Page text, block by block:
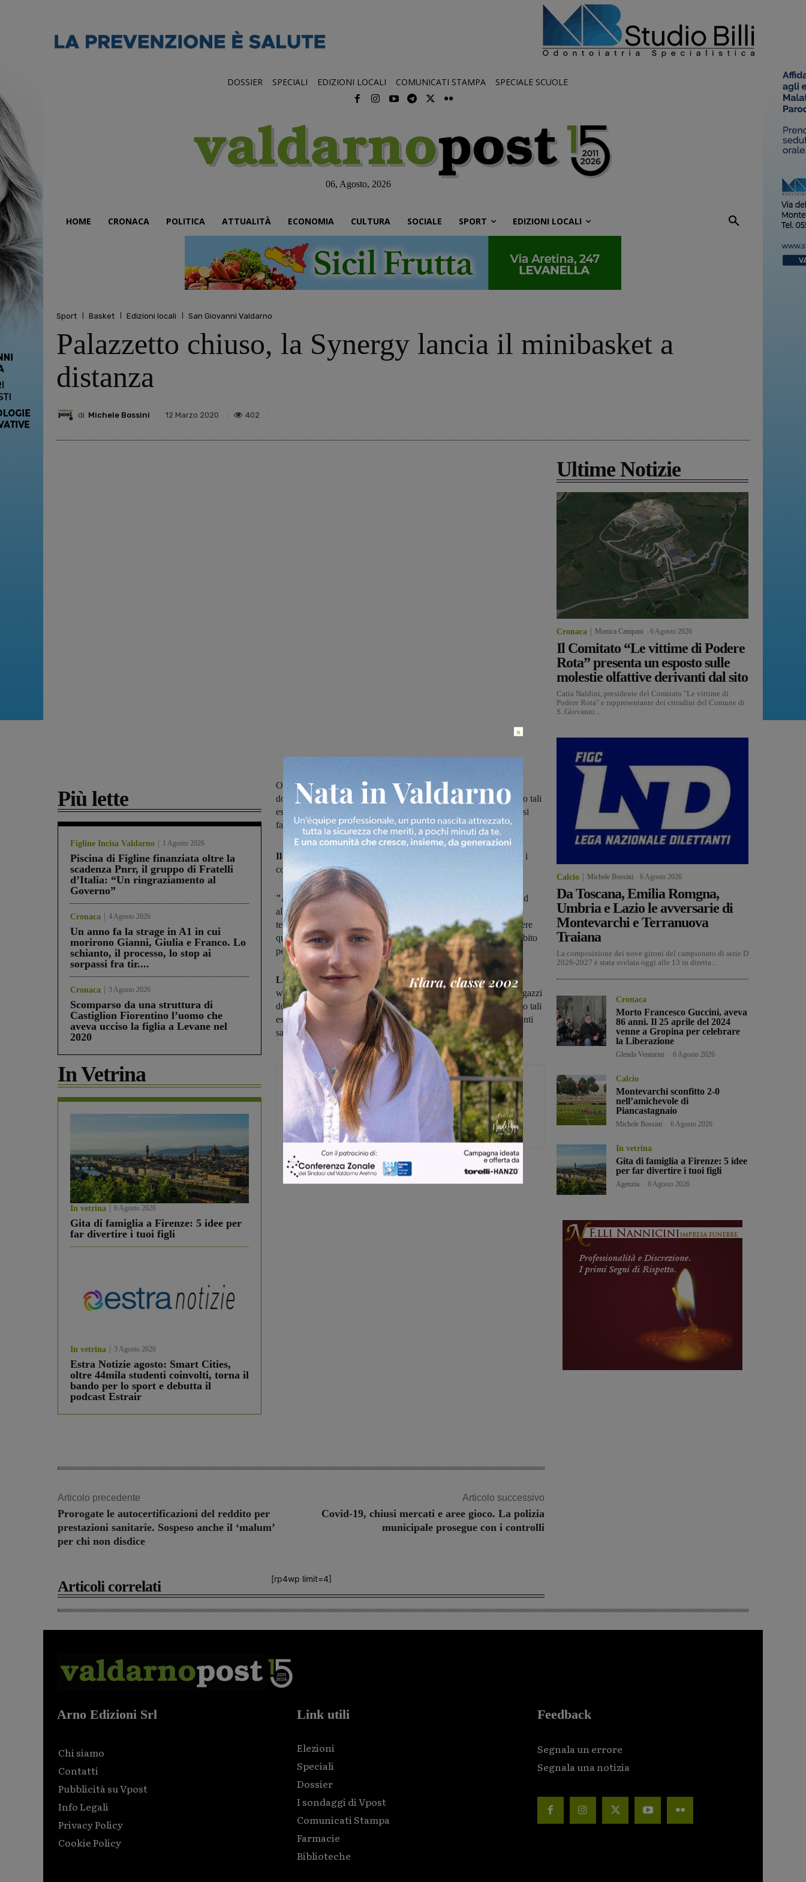
DOSSIER SPECIALI EDIZIONI LOCALI COMUNICATI STAMPA SPECIALE SCUOLE
06, Agosto, 2026
HOME CRONACA POLITICA ATTUALITÀ ECONOMIA CULTURA SOCIALE SPORT EDIZIONI LOCALI
Sport Basket Edizioni locali San Giovanni Valdarno
Palazzetto chiuso, la Synergy lancia il minibasket a
distanza
di Michele Bossini 12 Marzo 2020 402
Più lette
Figline Incisa Valdarno 1 Agosto 2026
Piscina di Figline finanziata oltre la
scadenza Pnrr, il gruppo di Fratelli
d’Italia: “Un ringraziamento al
Governo”
Cronaca 4 Agosto 2026
Un anno fa la strage in A1 in cui
morirono Gianni, Giulia e Franco. Lo
schianto, il processo, lo stop ai
sorpassi fra tir....
Cronaca 3 Agosto 2026
Scomparso da una struttura di
Castiglion Fiorentino l’uomo che
aveva ucciso la figlia a Levane nel
2020
In Vetrina
In vetrina 6 Agosto 2026
Gita di famiglia a Firenze: 5 idee per
far divertire i tuoi figli
In vetrina 3 Agosto 2026
Estra Notizie agosto: Smart Cities,
oltre 44mila studenti coinvolti, torna il
bando per lo sport e debutta il
podcast Estrair
Ogni istruttore invierà un video con gli esercizi da fare, i ragazzi
dovranno registrarsi con un video di breve durata mentre eseguono tali
esercizi e alla ripresa degli allenamenti saranno verificati i progressi
fatti da ognuno
Il palazzetto resterà chiuso fino al 3 aprile
ma in casa Synergy i
corsi di minibasket non si fermano ma
proseguono a distanza.
"Abbiamo pensato ai nostri miniatleti, bimbi e bimbe abituati ad
allenarsi in campo, giorno dopo giorno, In tanti hanno scritto o
telefonato -si legge nella pagina facebook della società- per chiedere
quando sarrebbero ricominciano gli allenamenti. Così abbiamo subito
pensato a loro e inizia così il minibasket a distanza".
Le modalità sono semplici:ogni istruttore invierà nel gruppo
whatsapp della sua squadra un video con gli esercizi da fare, i ragazzi
dovranno registrarsi con un video di breve durata mentre eseguono tali
esercizi e inviarlo al proprio istruttore. Alla ripresa degli allenamenti
saranno verificati
i progressi fatti da ognuno.
Michele Bossini
Articolo precedente
Prorogate le autocertificazioni del reddito per
prestazioni sanitarie. Sospeso anche il ‘malum’
per chi non disdice
Articolo successivo
Covid-19, chiusi mercati e aree gioco. La polizia
municipale prosegue con i controlli
[rp4wp limit=4]
Articoli correlati
Ultime Notizie
Cronaca Monica Campani 6 Agosto 2026
Il Comitato “Le vittime di Podere
Rota” presenta un esposto sulle
molestie olfattive derivanti dal sito
Catia Naldini, presidente del Comitato "Le vittime di
Podere Rota" e rappresentante dei cittadini del Comune di
S. Giovanni...
Calcio Michele Bossini 6 Agosto 2026
Da Toscana, Emilia Romgna,
Umbria e Lazio le avversarie di
Montevarchi e Terranuova
Traiana
La composizione dei nove gironi del campionato di serie D
2026-2027 è stata svelata oggi alle 13 in diretta...
Cronaca
Morto Francesco Guccini, aveva
86 anni. Il 25 aprile del 2024
venne a Gropina per celebrare
la Liberazione
Glenda Venturini 6 Agosto 2026
Calcio
Montevarchi sconfitto 2-0
nell’amichevole di
Piancastagnaio
Michele Bossini 6 Agosto 2026
In vetrina
Gita di famiglia a Firenze: 5 idee
per far divertire i tuoi figli
Agenzia 6 Agosto 2026
Arno Edizioni Srl
Chi siamo
Contatti
Pubblicità su Vpost
Info Legali
Privacy Policy
Cookie Policy
Link utili
Elezioni
Speciali
Dossier
I sondaggi di Vpost
Comunicati Stampa
Farmacie
Biblioteche
Feedback
Segnala un errore
Segnala una notizia
×